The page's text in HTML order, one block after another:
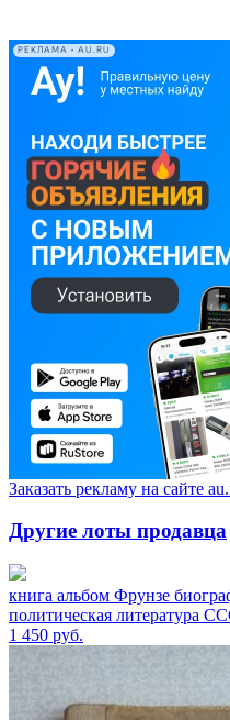
РЕКЛАМА • AU.RU
Заказать рекламу на сайте
Другие лоты продавца
книга альбом Фрунзе
политическая литература
1 450 руб.